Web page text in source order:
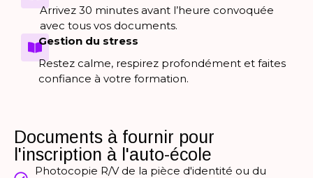
Arrivez 30 minutes avant l’heure convoquée
avec tous vos documents.
Gestion du stress
Restez calme, respirez profondément et faites
confiance à votre formation.
Documents à fournir pour
l'inscription à l'auto-école
Photocopie R/V de la pièce d'identité ou du